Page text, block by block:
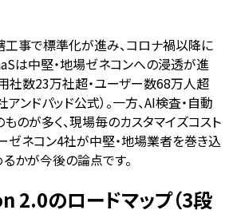
事で標準化が進み、コロナ禍以降に
は中堅・地場ゼネコンへの浸透が進
社数23万社超・ユーザー数68万人超
ンドパッド公式）。一方、AI検査・自動
のが多く、現場毎のカスタマイズコスト
ゼネコン4社が中堅・地場業者を巻き込
かが今後の論点です。
のロードマップ（3段